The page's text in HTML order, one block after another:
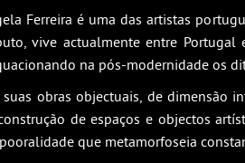
Outlook Online
Yahoo! Calendar
Ferreira é uma das artistas
vive actualmente entre
na pós-modernidade os
suas obras objectuais, de dimensão
de espaços e objectos
que metamorfoseia